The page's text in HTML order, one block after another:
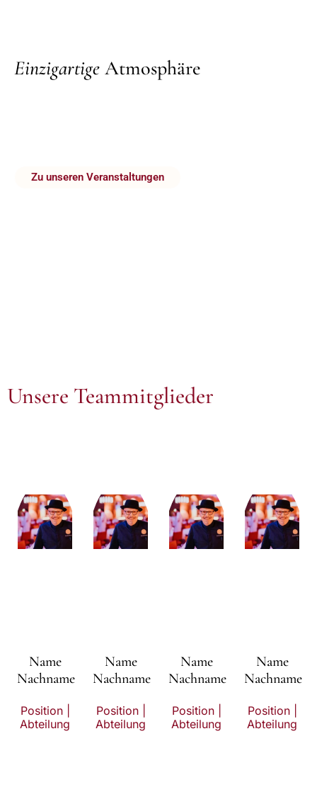
Einzigartige Atmosphäre
Zu unseren Veranstaltungen
Unsere Teammitglieder
Name
Nachname
Position |
Abteilung
Name
Nachname
Position |
Abteilung
Name
Nachname
Position |
Abteilung
Name
Nachname
Position |
Abteilung